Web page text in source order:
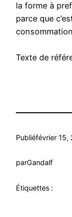
la forme à
parce que
Texte de
Publiéfévrier 15,
parGandalf
Étiquettes :